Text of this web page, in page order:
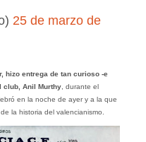
25 de marzo de
hizo entrega de tan curioso -e
club, Anil Murthy, durante el
en la noche de ayer y a la que
la historia del valencianismo.